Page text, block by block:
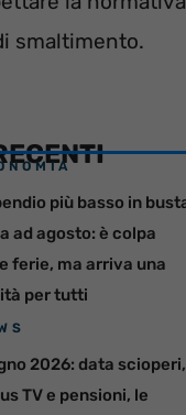
smaltimento.
più basso in
ad agosto: è colpa
ferie, ma arriva una
per tutti
2026: data scioperi,
TV e pensioni, le